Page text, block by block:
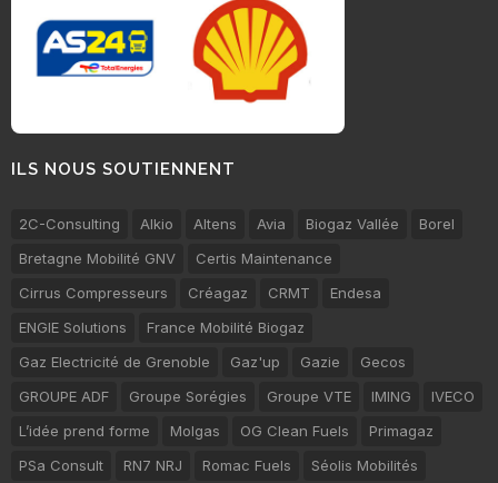
ILS NOUS SOUTIENNENT
2C-Consulting Alkio Altens Avia Biogaz Vallée
Borel
Bretagne Mobilité GNV
Certis Maintenance
Cirrus Compresseurs
Créagaz CRMT
Endesa
ENGIE Solutions
France Mobilité Biogaz
Gaz Electricité de Grenoble
Gaz'up Gazie
Gecos
GROUPE ADF
Groupe Sorégies Groupe VTE IMING
IVECO
L’idée prend forme
Molgas OG Clean Fuels
Primagaz
PSa Consult
RN7 NRJ Romac Fuels
Séolis Mobilités